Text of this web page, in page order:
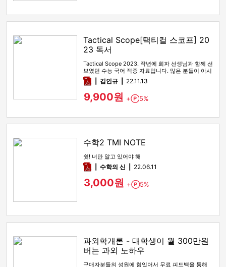
Tactical Scope[택티컬 스코프] 20
23 독서
Tactical Scope 2023. 작년에 희파 선생님과 함께 선
보였던 수능 국어 적중 자료입니다. 많은 분들이 아시
다시피…
pdf김인규 22.11.13
9,900원 + Point
5%
수학2 TMI NOTE
쉿! 너만 알고 있어야 해
pdf수학의 신 22.06.11
3,000원 + Point
5%
과외학개론 - 대학생이 월 300만원
버는 과외 노하우
구매자분들의 성원에 힘입어서 무료 피드백을 통해